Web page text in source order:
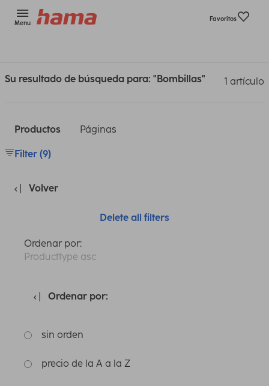
Menu
Favoritos
Su resultado de búsqueda para: "Bombillas" 1 artículo
Productos Páginas
Filter (9)
Volver
Delete all filters
Ordenar por:
Producttype asc
Ordenar por:
sin orden
precio de la A a la Z